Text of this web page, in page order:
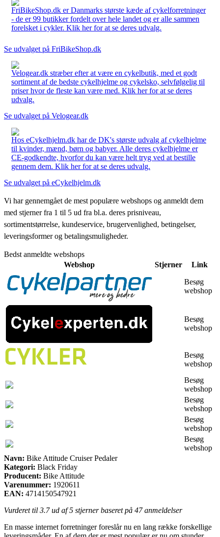
FriBikeShop.dk er Danmarks største kæde af cykelforretninger
- de er 99 butikker fordelt over hele landet og er alle sammen
forelsket i cykler. Klik her for at se deres udvalg.
Se udvalget på FriBikeShop.dk
Velogear.dk stræber efter at være en cykelbutik, med et godt
sortiment af de bedste cykelhjelme og cykelsko, selvfølgelig til
priser hvor de fleste kan være med. Klik her for at se deres
udvalg.
Se udvalget på Velogear.dk
Hos eCykelhjelm.dk har de DK's største udvalg af cykelhjelme
til kvinder, mænd, børn og babyer. Alle deres cykelhjelme er
CE-godkendte, hvorfor du kan være helt tryg ved at bestille
gennem dem. Klik her for at se deres udvalg.
Se udvalget på eCykelhjelm.dk
Vi har gennemgået de mest populære webshops og anmeldt dem
med stjerner fra 1 til 5 ud fra bl.a. deres prisniveau,
sortimentstørrelse, kundeservice, brugervenlighed, betingelser,
leveringsformer og betalingsmuligheder.
Bedst anmeldte webshops
Webshop
Stjerner Link
Besøg
webshop
Besøg
webshop
Besøg
webshop
Besøg
webshop
Besøg
webshop
Besøg
webshop
Besøg
webshop
Navn: Bike Attitude Cruiser Pedaler
Kategori: Black Friday
Producent: Bike Attitude
Varenummer: 1920611
EAN: 4714150547921
Vurderet til 3.7ud af 5 stjerner baseret på 47anmeldelser
En masse internet forretninger foreslår nu en lang række forskellige